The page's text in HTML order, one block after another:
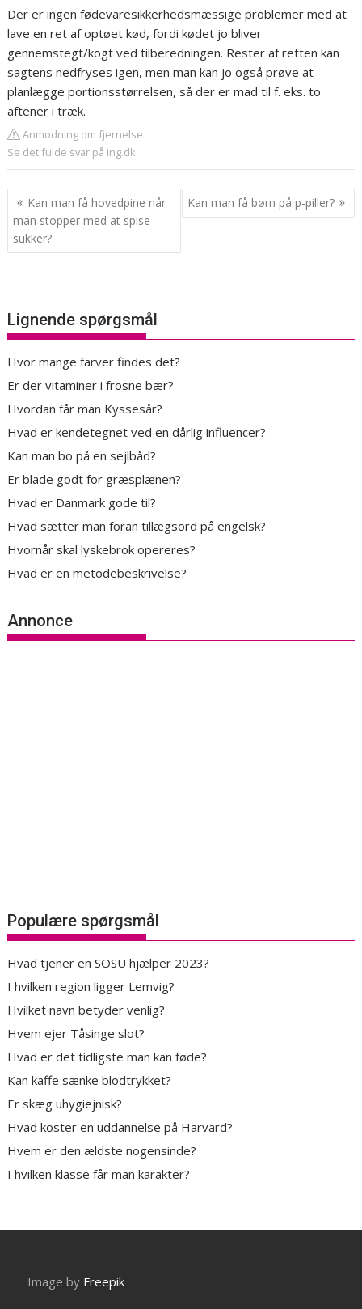
Der er ingen fødevaresikkerhedsmæssige problemer med at
lave en ret af optøet kød, fordi kødet jo bliver
gennemstegt/kogt ved tilberedningen. Rester af retten kan
sagtens nedfryses igen, men man kan jo også prøve at
planlægge portionsstørrelsen, så der er mad til f. eks. to
aftener i træk.
Anmodning om fjernelse
Se det fulde svar på ing.dk
Indlægsnavigation
Kan man få hovedpine når
man stopper med at spise
sukker?
Kan man få børn på p-piller?
Lignende spørgsmål
Hvor mange farver findes det?
Er der vitaminer i frosne bær?
Hvordan får man Kyssesår?
Hvad er kendetegnet ved en dårlig influencer?
Kan man bo på en sejlbåd?
Er blade godt for græsplænen?
Hvad er Danmark gode til?
Hvad sætter man foran tillægsord på engelsk?
Hvornår skal lyskebrok opereres?
Hvad er en metodebeskrivelse?
Annonce
Populære spørgsmål
Hvad tjener en SOSU hjælper 2023?
I hvilken region ligger Lemvig?
Hvilket navn betyder venlig?
Hvem ejer Tåsinge slot?
Hvad er det tidligste man kan føde?
Kan kaffe sænke blodtrykket?
Er skæg uhygiejnisk?
Hvad koster en uddannelse på Harvard?
Hvem er den ældste nogensinde?
I hvilken klasse får man karakter?
Image by Freepik